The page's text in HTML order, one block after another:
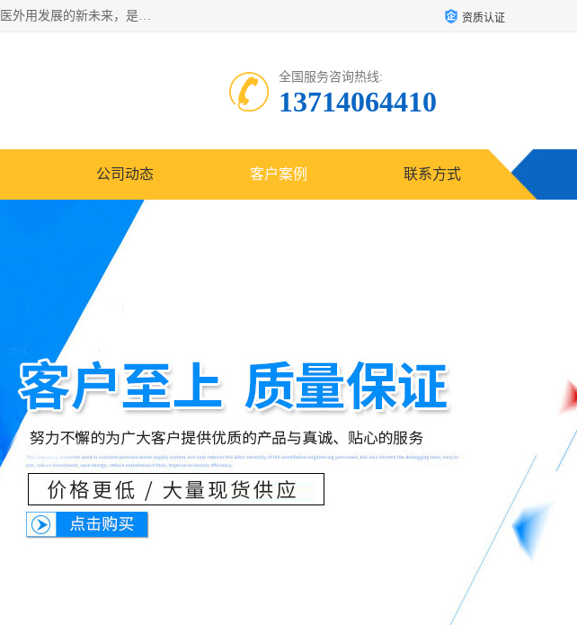
深圳运康达华科技有限公司是一家致力于健康健康产业的现代化企业，已经走过了15个春秋，开创了中医外用发展的新未来，是专业从事中医医疗仪器的研发、生产、销售、服务为一体的子公司，在医疗器械的设计、开发和生产方面率先引进国际先进技术和好的科技人员，先后开发出了场效应治疗仪、多功能治疗仪、颈椎治疗仪、腰椎治疗仪、增效垫等多个系列。 资质认证
全国服务咨询热线:
13714064410
公司动态 客户案例 联系方式